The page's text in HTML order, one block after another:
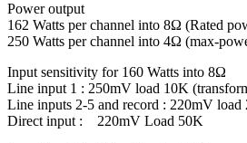
Power output
162 Watts per channel into 8Ω (Rated
250 Watts per channel into 4Ω (max-
Input sensitivity for 160 Watts into 8Ω
Line input 1 : 250mV load 10K
Line inputs 2-5 and record : 220mV load
Direct input : 220mV Load 50K